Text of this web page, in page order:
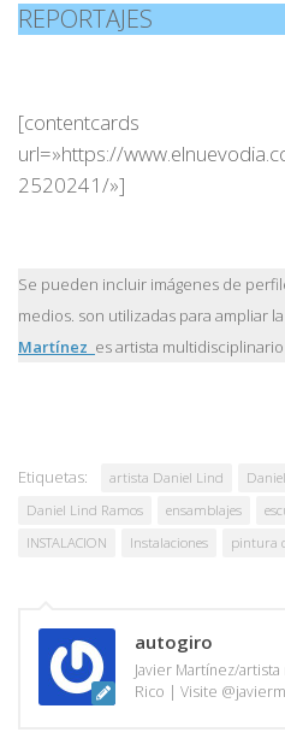
REPORTAJES
[contentcards
url=»https://
2520241/»]
Se pueden incluir imágenes de
medios. son utilizadas para ampliar
Martínez es artista
Etiquetas: artista Daniel Lind
Daniel Lind Ramos
ensamblajes
INSTALACION
Instalaciones pintura
autogiro
Javier Martínez/
Rico | Visite